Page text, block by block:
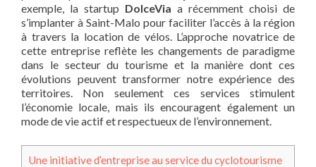
exemple, la startup DolceVia a récemment choisi de
s’implanter à Saint-Malo pour faciliter l’accès à la région
à travers la location de vélos. L’approche novatrice de
cette entreprise reflète les changements de paradigme
dans le secteur du tourisme et la manière dont ces
évolutions peuvent transformer notre expérience des
territoires. Non seulement ces services stimulent
l’économie locale, mais ils encouragent également un
mode de vie actif et respectueux de l’environnement.
Une initiative d’entreprise au service du cyclotourisme